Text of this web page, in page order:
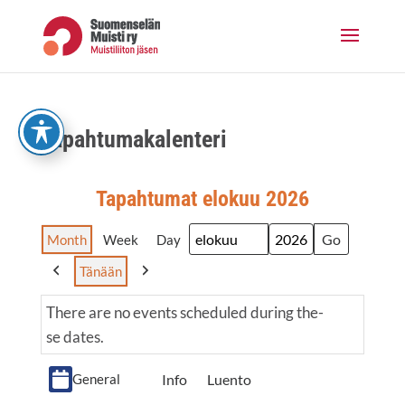
content
Tapah­tu­ma­ka­len­te­ri
Tapah­tu­mat elo­kuu 2026
Month Week Day
Month
Year
Previous
Tänään
Next
The­re are no events sche­du­led during the­
se dates.
Event
Cate­
General Info
Luento